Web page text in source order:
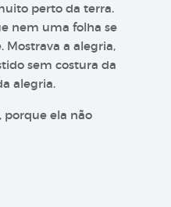
perto da terra.
nem uma folha se
Mostrava a alegria,
sem costura da
alegria.
porque ela não